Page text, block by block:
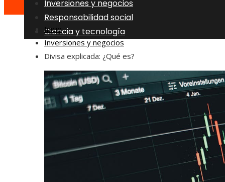
Inversiones y negocios
Responsabilidad social
Ciencia y tecnología
Inicio
Inversiones y negocios
Divisa explicada: ¿Qué es?